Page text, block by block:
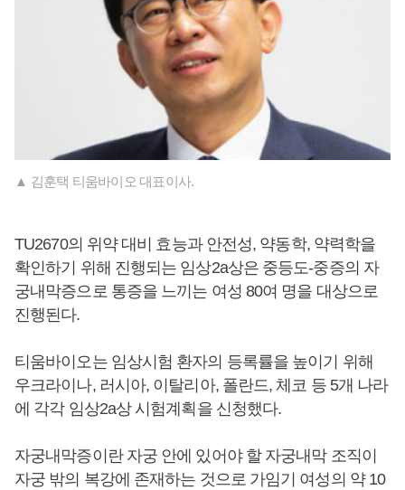
▲ 김훈택 티움바이오 대표이사.
TU2670의 위약 대비 효능과 안전성, 약동학, 약력학을
확인하기 위해 진행되는 임상2a상은 중등도-중증의 자
궁내막증으로 통증을 느끼는 여성 80여 명을 대상으로
진행된다.
티움바이오는 임상시험 환자의 등록률을 높이기 위해
우크라이나, 러시아, 이탈리아, 폴란드, 체코 등 5개 나라
에 각각 임상2a상 시험계획을 신청했다.
자궁내막증이란 자궁 안에 있어야 할 자궁내막 조직이
자궁 밖의 복강에 존재하는 것으로 가임기 여성의 약 10